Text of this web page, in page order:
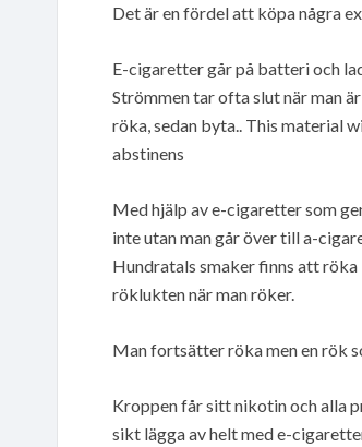
Det är en fördel att köpa några
E-cigaretter går på batteri och
Strömmen tar ofta slut när man
röka, sedan byta.. This material
abstinens
Med hjälp av e-cigaretter som
inte utan man går över till a-
Hundratals smaker finns att
röklukten när man röker.
Man fortsätter röka men en rök
Kroppen får sitt nikotin och alla
sikt lägga av helt med e-